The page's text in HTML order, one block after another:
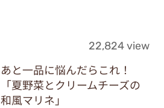
22,824 view
あと一品に悩んだらこれ！
「夏野菜とクリームチーズの
和風マリネ」